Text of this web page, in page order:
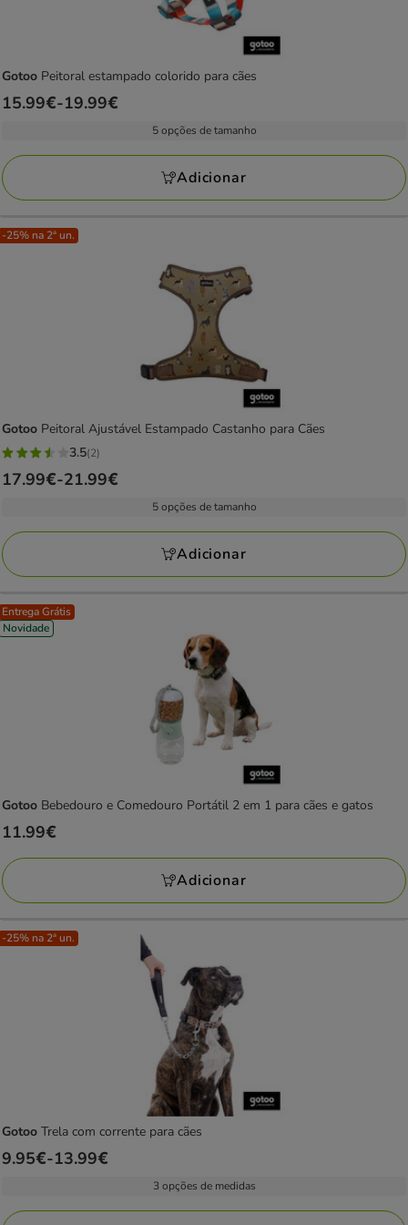
Gotoo Peitoral estampado colorido para cães
Preço
a
19.99€
15.99€-19.99€
5 opções de tamanho
Adicionar
-25% na 2ª un.
Gotoo Peitoral Ajustável Estampado Castanho para Cães
3.5
estrelas
avaliações
3.5(2)
Preço
a
21.99€
17.99€-21.99€
5 opções de tamanho
Adicionar
Entrega Grátis
Novidade
Gotoo Bebedouro e Comedouro Portátil 2 em 1 para cães e gatos
Preço
11.99€
11.99€
Adicionar
-25% na 2ª un.
Gotoo Trela com corrente para cães
Preço
9.95€-13.99€
3 opções de medidas